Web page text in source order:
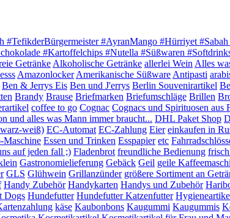
#TefikderBürgermeister #AyranMango #Hürriyet
#Kartoffelchips #Nutella #Süßwaren
Getränke Alkoholische Getränke allerlei Wein Alles
Amazonlocker Amerikanische Süßware Antipasti
Ben & Jerrys Eis Ben und J'errys Berlin Souvenirartikel
Brandy Brause Briefmarken Briefumschläge Brillen
coffee to go Cognac Cognacs und Spirituosen aus
und alles was Mann immer braucht... DHL Paket Shop
weiß) EC-Automat EC-Zahlung Eier einkaufen in
Maschine Essen und Trinken Esspapier etc
auf jeden fall ;) Fladenbrot freundliche Bedienung
Gastronomielieferung Gebäck Geil geile
GLS Glühwein Grillanzünder größere Sortiment an
Handy Zubehör Handykarten Handys und Zubehör
Dogs Hundefutter Hundefutter Katzenfutter
käse Kaubonbons Kaugummi Kaugummis